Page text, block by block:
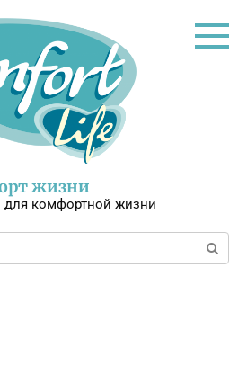
жизни
комфортной жизни